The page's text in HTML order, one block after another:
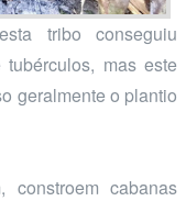
tribo conseguiu
mas este
geralmente o plantio
constroem cabanas